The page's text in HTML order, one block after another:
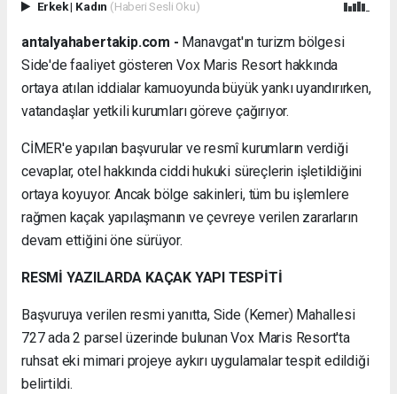
Erkek| Kadın (Haberi Sesli Oku)
antalyahabertakip.com - Manavgat'ın turizm bölgesi
Side'de faaliyet gösteren Vox Maris Resort hakkında
ortaya atılan iddialar kamuoyunda büyük yankı uyandırırken,
vatandaşlar yetkili kurumları göreve çağırıyor.
CİMER'e yapılan başvurular ve resmî kurumların verdiği
cevaplar, otel hakkında ciddi hukuki süreçlerin işletildiğini
ortaya koyuyor. Ancak bölge sakinleri, tüm bu işlemlere
rağmen kaçak yapılaşmanın ve çevreye verilen zararların
devam ettiğini öne sürüyor.
RESMİ YAZILARDA KAÇAK YAPI TESPİTİ
Başvuruya verilen resmi yanıtta, Side (Kemer) Mahallesi
727 ada 2 parsel üzerinde bulunan Vox Maris Resort'ta
ruhsat eki mimari projeye aykırı uygulamalar tespit edildiği
belirtildi.